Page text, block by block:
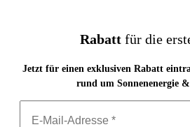
Rabattfür die
Jetzt für einen exklusiven Rabatt
rund um Sonnenenergie